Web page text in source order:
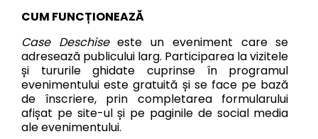
CUM FUNCȚIONEAZĂ
Case Deschiseeste un eveniment care se
adresează publicului larg. Participarea la vizitele
și tururile ghidate cuprinse în programul
evenimentului este gratuită și se face pe bază
de înscriere, prin completarea formularului
afișat pe site-ul și pe paginile de social media
ale evenimentului.